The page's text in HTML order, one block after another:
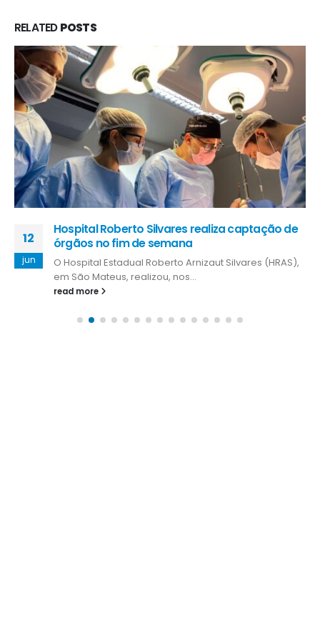
RELATEDPOSTS
12
jun
Hospital Roberto Silvares realiza captação de
órgãos no fim de semana
O Hospital Estadual Roberto Arnizaut Silvares (HRAS),
em São Mateus, realizou, nos...
read more